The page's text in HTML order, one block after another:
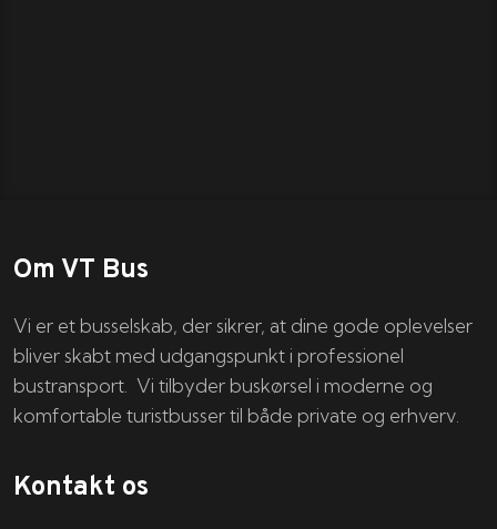
Om VT Bus
Vi er et busselskab, der sikrer, at dine gode oplevelser
bliver skabt med udgangspunkt i professionel
bustransport. Vi tilbyder buskørsel i moderne og
komfortable turistbusser til både private og erhverv.
Kontakt os